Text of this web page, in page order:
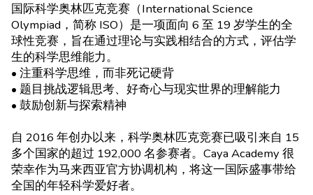
国际科学奥林匹克竞赛（International Science
Olympiad，简称 ISO）是一项面向 6 至 19 岁学生的全
球性竞赛，旨在通过理论与实践相结合的方式，评估学
生的科学思维能力。
• 注重科学思维，而非死记硬背
• 题目挑战逻辑思考、好奇心与现实世界的理解能力
• 鼓励创新与探索精神
自 2016 年创办以来，科学奥林匹克竞赛已吸引来自 15
多个国家的超过 192,000 名参赛者。Caya Academy 很
荣幸作为马来西亚官方协调机构，将这一国际盛事带给
全国的年轻科学爱好者。